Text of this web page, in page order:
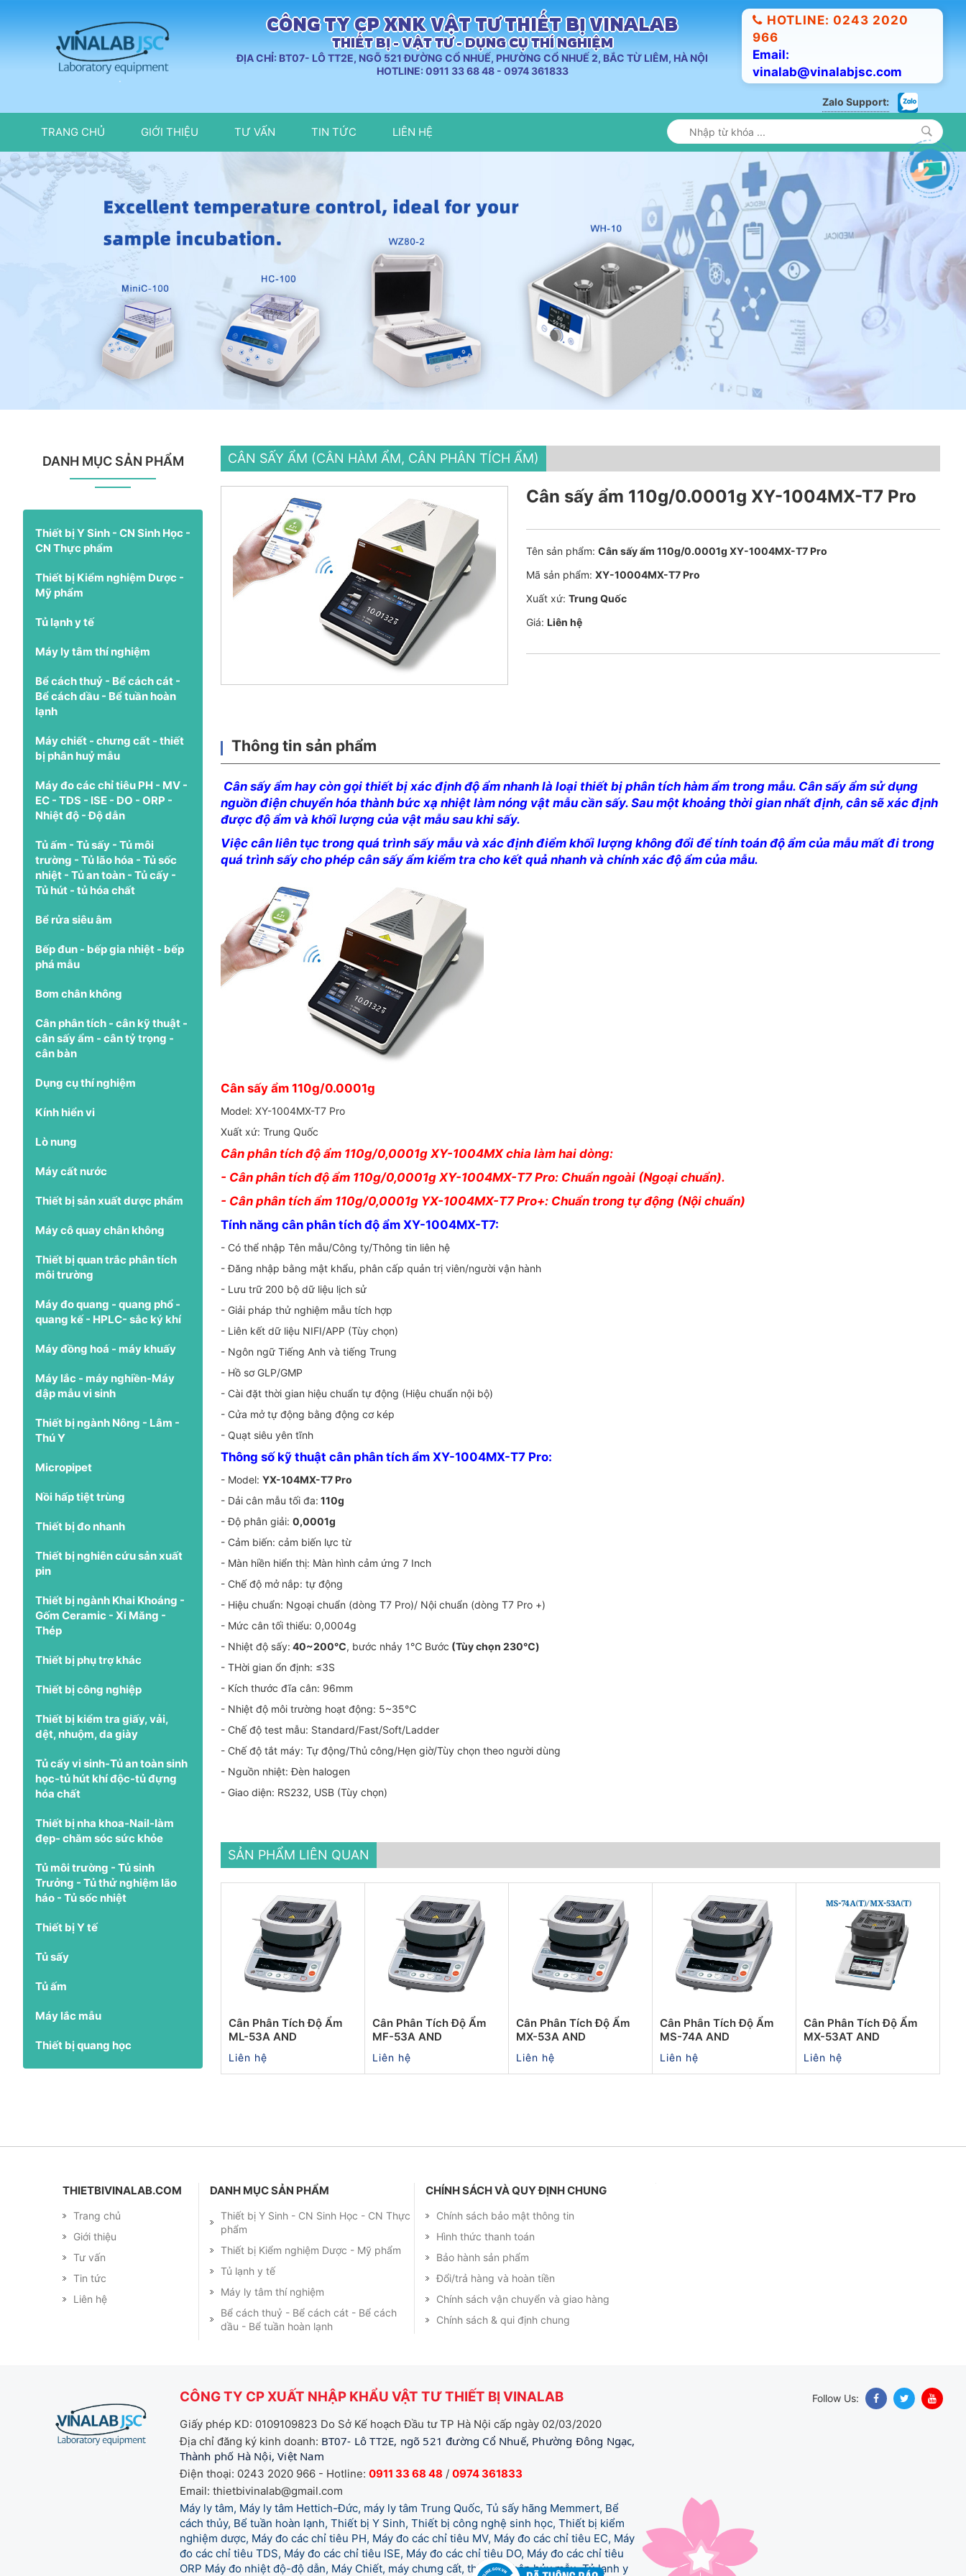
CÔNG TY CP XNK VẬT TƯ THIẾT BỊ VINALAB
THIẾT BỊ - VẬT TƯ - DỤNG CỤ THÍ NGHIỆM
ĐỊA CHỈ: BT07- LÔ TT2E, NGÕ 521 ĐƯỜNG CỔ NHUẾ, PHƯỜNG CỔ NHUẾ 2, BẮC TỪ LIÊM, HÀ NỘI
HOTLINE: 0911 33 68 48 - 0974 361833
HOTLINE: 0243 2020
966
Email:
vinalab@vinalabjsc.com
Zalo Support:
TRANG CHỦ GIỚI THIỆU TƯ VẤN TIN TỨC LIÊN HỆ
DANH MỤC SẢN PHẨM
Thiết bị Y Sinh - CN Sinh Học -
CN Thực phẩm
Thiết bị Kiểm nghiệm Dược -
Mỹ phẩm
Tủ lạnh y tế
Máy ly tâm thí nghiệm
Bể cách thuỷ - Bể cách cát -
Bể cách dầu - Bể tuần hoàn
lạnh
Máy chiết - chưng cất - thiết
bị phân huỷ mẫu
Máy đo các chỉ tiêu PH - MV -
EC - TDS - ISE - DO - ORP -
Nhiệt độ - Độ dẫn
Tủ ấm - Tủ sấy - Tủ môi
trường - Tủ lão hóa - Tủ sốc
nhiệt - Tủ an toàn - Tủ cấy -
Tủ hút - tủ hóa chất
Bể rửa siêu âm
Bếp đun - bếp gia nhiệt - bếp
phá mẫu
Bơm chân không
Cân phân tích - cân kỹ thuật -
cân sấy ẩm - cân tỷ trọng -
cân bàn
Dụng cụ thí nghiệm
Kính hiển vi
Lò nung
Máy cất nước
Thiết bị sản xuất dược phẩm
Máy cô quay chân không
Thiết bị quan trắc phân tích
môi trường
Máy đo quang - quang phổ -
quang kế - HPLC- sắc ký khí
Máy đồng hoá - máy khuấy
Máy lắc - máy nghiền-Máy
dập mẫu vi sinh
Thiết bị ngành Nông - Lâm -
Thú Y
Micropipet
Nồi hấp tiệt trùng
Thiết bị đo nhanh
Thiết bị nghiên cứu sản xuất
pin
Thiết bị ngành Khai Khoáng -
Gốm Ceramic - Xi Măng -
Thép
Thiết bị phụ trợ khác
Thiết bị công nghiệp
Thiết bị kiểm tra giấy, vải,
dệt, nhuộm, da giày
Tủ cấy vi sinh-Tủ an toàn sinh
học-tủ hút khí độc-tủ đựng
hóa chất
Thiết bị nha khoa-Nail-làm
đẹp- chăm sóc sức khỏe
Tủ môi trường - Tủ sinh
Trưởng - Tủ thử nghiệm lão
háo - Tủ sốc nhiệt
Thiết bị Y tế
Tủ sấy
Tủ ấm
Máy lắc mẫu
Thiết bị quang học
CÂN SẤY ẨM (CÂN HÀM ẨM, CÂN PHÂN TÍCH ẨM)
Cân sấy ẩm 110g/0.0001g XY-1004MX-T7 Pro
Tên sản phẩm: Cân sấy ẩm 110g/0.0001g XY-1004MX-T7 Pro
Mã sản phẩm: XY-10004MX-T7 Pro
Xuất xứ: Trung Quốc
Giá: Liên hệ
Thông tin sản phẩm
Cân sấy ẩm hay còn gọi thiết bị xác định độ ẩm nhanh là loại thiết bị phân tích hàm ẩm trong mẫu. Cân sấy ẩm sử dụng
nguồn điện chuyển hóa thành bức xạ nhiệt làm nóng vật mẫu cần sấy. Sau một khoảng thời gian nhất định, cân sẽ xác định
được độ ẩm và khối lượng của vật mẫu sau khi sấy.
Việc cân liên tục trong quá trình sấy mẫu và xác định điểm khối lượng không đổi để tính toán độ ẩm của mẫu mất đi trong
quá trình sấy cho phép cân sấy ẩm kiểm tra cho kết quả nhanh và chính xác độ ẩm của mẫu.
Cân sấy ẩm 110g/0.0001g
Model: XY-1004MX-T7 Pro
Xuất xứ: Trung Quốc
Cân phân tích độ ẩm 110g/0,0001g XY-1004MX chia làm hai dòng:
- Cân phân tích độ ẩm 110g/0,0001g XY-1004MX-T7 Pro: Chuẩn ngoài (Ngoại chuẩn).
- Cân phân tích ẩm 110g/0,0001g YX-1004MX-T7 Pro+: Chuẩn trong tự động (Nội chuẩn)
Tính năng cân phân tích độ ẩm XY-1004MX-T7:
- Có thể nhập Tên mẫu/Công ty/Thông tin liên hệ
- Đăng nhập bằng mật khẩu, phân cấp quản trị viên/người vận hành
- Lưu trữ 200 bộ dữ liệu lịch sử
- Giải pháp thử nghiệm mẫu tích hợp
- Liên kết dữ liệu NIFI/APP (Tùy chọn)
- Ngôn ngữ Tiếng Anh và tiếng Trung
- Hồ sơ GLP/GMP
- Cài đặt thời gian hiệu chuẩn tự động (Hiệu chuẩn nội bộ)
- Cửa mở tự động bằng động cơ kép
- Quạt siêu yên tĩnh
Thông số kỹ thuật cân phân tích ẩm XY-1004MX-T7 Pro:
- Model: YX-104MX-T7 Pro
- Dải cân mẫu tối đa: 110g
- Độ phân giải: 0,0001g
- Cảm biến: cảm biến lực từ
- Màn hiền hiển thị: Màn hình cảm ứng 7 Inch
- Chế độ mở nắp: tự động
- Hiệu chuẩn: Ngoại chuẩn (dòng T7 Pro)/ Nội chuẩn (dòng T7 Pro +)
- Mức cân tối thiểu: 0,0004g
- Nhiệt độ sấy: 40~200℃, bước nhảy 1℃ Bước (Tùy chọn 230℃)
- THời gian ổn định: ≤3S
- Kích thước đĩa cân: 96mm
- Nhiệt độ môi trường hoạt động: 5~35℃
- Chế độ test mẫu: Standard/Fast/Soft/Ladder
- Chế độ tắt máy: Tự động/Thủ công/Hẹn giờ/Tùy chọn theo người dùng
- Nguồn nhiệt: Đèn halogen
- Giao diện: RS232, USB (Tùy chọn)
SẢN PHẨM LIÊN QUAN
Cân Phân Tích Độ Ẩm
ML-53A AND
Liên hệ
Cân Phân Tích Độ Ẩm
MF-53A AND
Liên hệ
Cân Phân Tích Độ Ẩm
MX-53A AND
Liên hệ
Cân Phân Tích Độ Ẩm
MS-74A AND
Liên hệ
Cân Phân Tích Độ Ẩm
MX-53AT AND
Liên hệ
THIETBIVINALAB.COM
Trang chủ
Giới thiệu
Tư vấn
Tin tức
Liên hệ
DANH MỤC SẢN PHẨM
Thiết bị Y Sinh - CN Sinh Học - CN Thực
phẩm
Thiết bị Kiểm nghiệm Dược - Mỹ phẩm
Tủ lạnh y tế
Máy ly tâm thí nghiệm
Bể cách thuỷ - Bể cách cát - Bể cách
dầu - Bể tuần hoàn lạnh
CHÍNH SÁCH VÀ QUY ĐỊNH CHUNG
Chính sách bảo mật thông tin
Hình thức thanh toán
Bảo hành sản phẩm
Đổi/trả hàng và hoàn tiền
Chính sách vận chuyển và giao hàng
Chính sách & qui định chung
CÔNG TY CP XUẤT NHẬP KHẨU VẬT TƯ THIẾT BỊ VINALAB
Giấy phép KD: 0109109823 Do Sở Kế hoạch Đầu tư TP Hà Nội cấp ngày 02/03/2020
Địa chỉ đăng ký kinh doanh: BT07- Lô TT2E, ngõ 521 đường Cổ Nhuế, Phường Đông Ngạc,
Thành phố Hà Nội, Việt Nam
Điện thoại: 0243 2020 966 - Hotline: 0911 33 68 48 / 0974 361833
Email: thietbivinalab@gmail.com
Máy ly tâm, Máy ly tâm Hettich-Đức, máy ly tâm Trung Quốc, Tủ sấy hãng Memmert, Bể
cách thủy, Bể tuần hoàn lạnh, Thiết bị Y Sinh, Thiết bị công nghệ sinh học, Thiết bị kiểm
nghiệm dược, Máy đo các chỉ tiêu PH, Máy đo các chỉ tiêu MV, Máy đo các chỉ tiêu EC, Máy
đo các chỉ tiêu TDS, Máy đo các chỉ tiêu ISE, Máy đo các chỉ tiêu DO, Máy đo các chỉ tiêu
ORP Máy đo nhiệt độ-độ dẫn, Máy Chiết, máy chưng cất, thiết bị phân hủy mẫu, Tủ lạnh y
Follow Us: